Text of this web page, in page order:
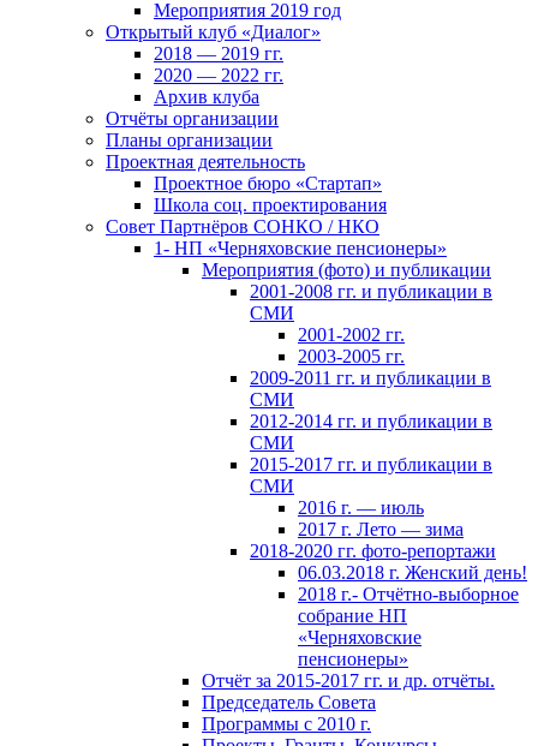
Мероприятия 2019 год
Открытый клуб «Диалог»
2018 — 2019 гг.
2020 — 2022 гг.
Архив клуба
Отчёты организации
Планы организации
Проектная деятельность
Проектное бюро «Стартап»
Школа соц. проектирования
Совет Партнёров СОНКО / НКО
1- НП «Черняховские пенсионеры»
Мероприятия (фото) и публикации
2001-2008 гг. и публикации в
СМИ
2001-2002 гг.
2003-2005 гг.
2009-2011 гг. и публикации в
СМИ
2012-2014 гг. и публикации в
СМИ
2015-2017 гг. и публикации в
СМИ
2016 г. — июль
2017 г. Лето — зима
2018-2020 гг. фото-репортажи
06.03.2018 г. Женский день!
2018 г.- Отчётно-выборное
собрание НП
«Черняховские
пенсионеры»
Отчёт за 2015-2017 гг. и др. отчёты.
Председатель Совета
Программы с 2010 г.